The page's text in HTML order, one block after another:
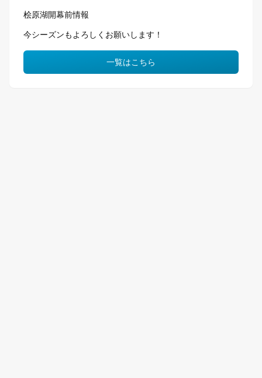
桧原湖開幕前情報
今シーズンもよろしくお願いします！
一覧はこちら